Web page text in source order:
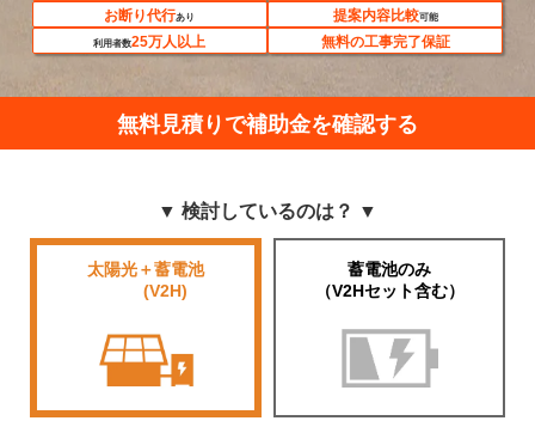
お断り代行あり 提案内容比較可能
利用者数25万人以上 無料の工事完了保証
無料見積りで補助金を確認する
▼ 検討しているのは？ ▼
太陽光＋蓄電池
(V2H)
蓄電池のみ
（V2Hセット含む）